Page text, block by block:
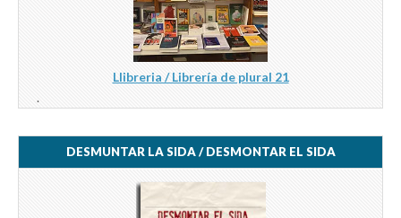
Llibreria / Librería de plural 21
.
DESMUNTAR LA SIDA / DESMONTAR EL SIDA